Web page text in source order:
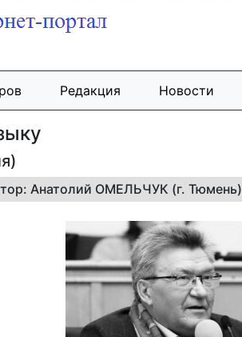
Редакция Новости
Анатолий ОМЕЛЬЧУК (г. Тюмень)